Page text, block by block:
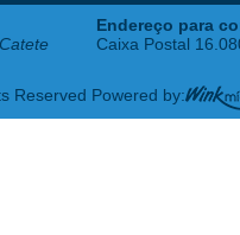
Endereço para
Caixa Postal
Reserved Powered by: